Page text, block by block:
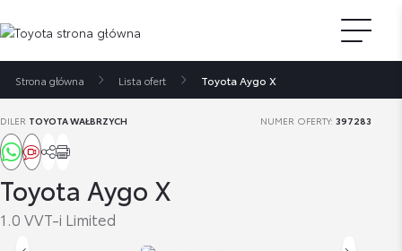
Strona główna Lista ofert Toyota Aygo X
Toyota Aygo X
1.0 VVT-i Limited
DILER TOYOTA WAŁBRZYCH NUMER OFERTY:397283